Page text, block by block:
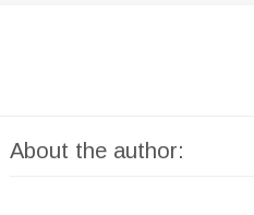
About the author: